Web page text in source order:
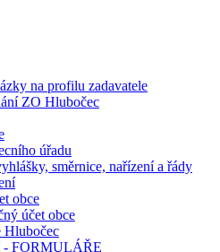
na profilu zadavatele
ZO Hlubočec
úřadu
směrnice, nařízení a řády
obce
účet obce
Hlubočec
- FORMULÁŘE